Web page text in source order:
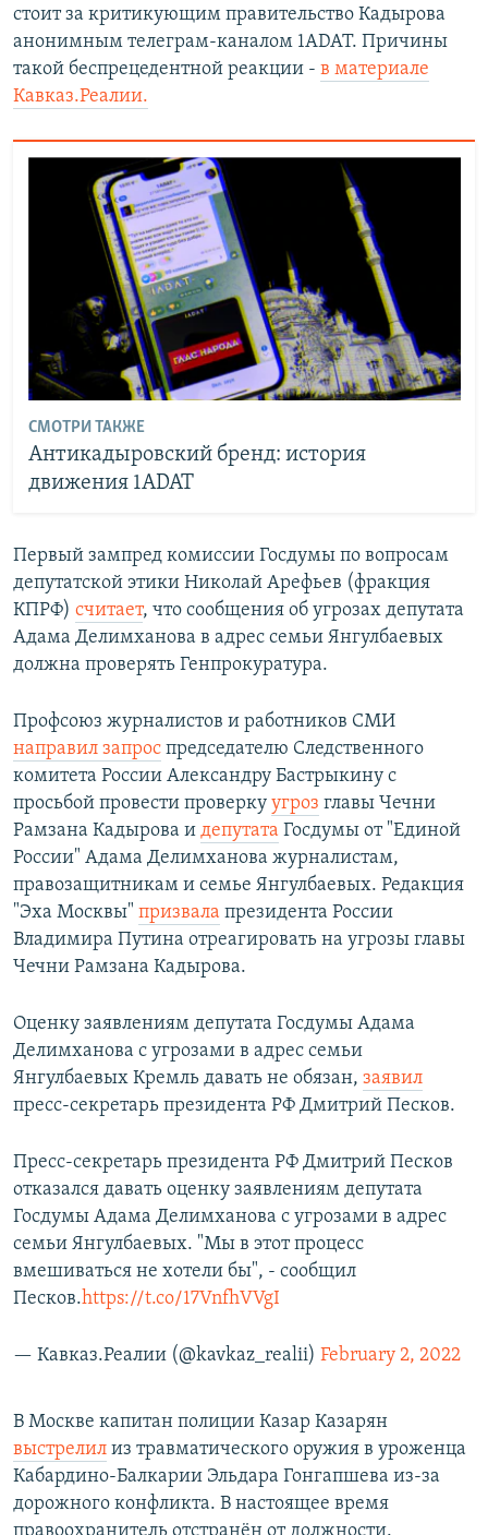
стоит за критикующим правительство Кадырова
анонимным телеграм-каналом 1ADAT. Причины
такой беспрецедентной реакции - в материале
Кавказ.Реалии.
СМОТРИ ТАКЖЕ
Антикадыровский бренд: история
движения 1ADAT
Первый зампред комиссии Госдумы по вопросам
депутатской этики Николай Арефьев (фракция
КПРФ) считает, что сообщения об угрозах депутата
Адама Делимханова в адрес семьи Янгулбаевых
должна проверять Генпрокуратура.
Профсоюз журналистов и работников СМИ
направил запрос председателю Следственного
комитета России Александру Бастрыкину с
просьбой провести проверку угроз главы Чечни
Рамзана Кадырова и депутата Госдумы от "Единой
России" Адама Делимханова журналистам,
правозащитникам и семье Янгулбаевых. Редакция
"Эха Москвы" призвала президента России
Владимира Путина отреагировать на угрозы главы
Чечни Рамзана Кадырова.
Оценку заявлениям депутата Госдумы Адама
Делимханова с угрозами в адрес семьи
Янгулбаевых Кремль давать не обязан, заявил
пресс-секретарь президента РФ Дмитрий Песков.
Пресс-секретарь президента РФ Дмитрий Песков
отказался давать оценку заявлениям депутата
Госдумы Адама Делимханова с угрозами в адрес
семьи Янгулбаевых. "Мы в этот процесс
вмешиваться не хотели бы", - сообщил
Песков.https://t.co/17VnfhVVgI
— Кавказ.Реалии (@kavkaz_realii) February 2, 2022
В Москве капитан полиции Казар Казарян
выстрелил из травматического оружия в уроженца
Кабардино-Балкарии Эльдара Гонгапшева из-за
дорожного конфликта. В настоящее время
правоохранитель отстранён от должности.